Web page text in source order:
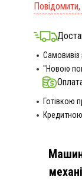
Повідомити,
Самовивіз
"Новою
Готівкою